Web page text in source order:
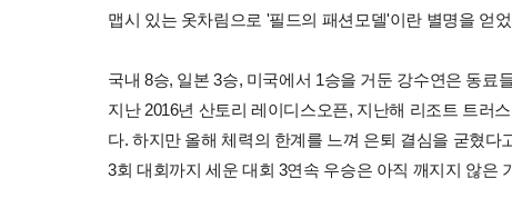
맵시 있는 옷차림으로 '필드의 패션모델'이란 별명을 얻
국내 8승, 일본 3승, 미국에서 1승을 거둔 강수연은 동
지난 2016년 산토리 레이디스오픈, 지난해 리조트 트러
다. 하지만 올해 체력의 한계를 느껴 은퇴 결심을 굳혔다
3회 대회까지 세운 대회 3연속 우승은 아직 깨지지 않은